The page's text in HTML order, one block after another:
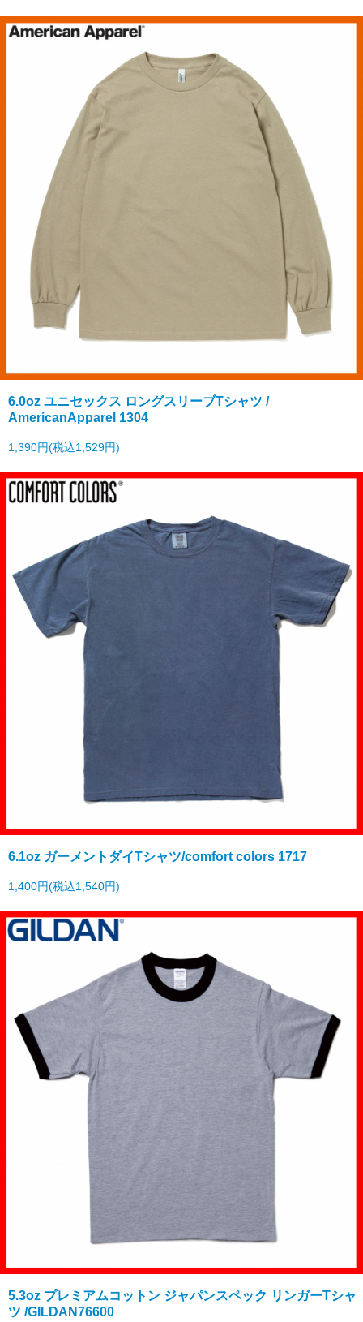
6.0oz ユニセックス ロングスリーブTシャツ /
AmericanApparel 1304
1,390円(税込1,529円)
6.1oz ガーメントダイTシャツ/comfort colors 1717
1,400円(税込1,540円)
5.3oz プレミアムコットン ジャパンスペック リンガーTシャ
ツ /GILDAN76600